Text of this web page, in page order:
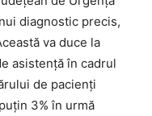
diagnostic precis,
va duce la
asistență în cadrul
de pacienți
3% în urmă